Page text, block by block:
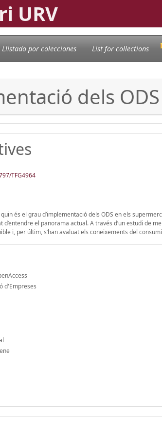
URV
Llistado por colecciones List for collections
dels
TFG4964
és el grau d’implementació dels ODS en els
d’entendre el panorama actual. A través d’un estudi de
i, per últim, s’han avaluat els coneixements del
d'Empreses